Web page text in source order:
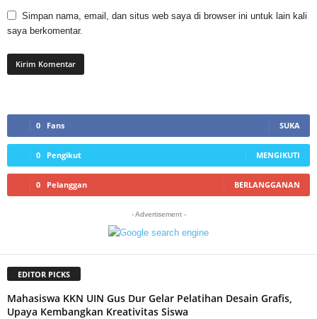
Simpan nama, email, dan situs web saya di browser ini untuk lain kali
saya berkomentar.
0 Fans SUKA
0 Pengikut MENGIKUTI
0 Pelanggan BERLANGGANAN
- Advertisement -
EDITOR PICKS
Mahasiswa KKN UIN Gus Dur Gelar Pelatihan Desain Grafis,
Upaya Kembangkan Kreativitas Siswa